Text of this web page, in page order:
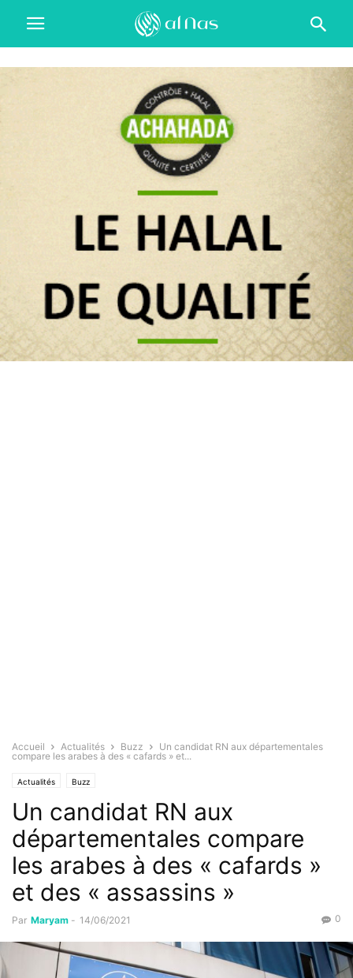
Accueil Actualités Buzz
Un candidat RN aux départementales
compare les arabes à des « cafards » et...
Actualités Buzz
Un candidat RN aux
départementales compare
les arabes à des « cafards »
et des « assassins »
Par Maryam - 14/06/2021 0